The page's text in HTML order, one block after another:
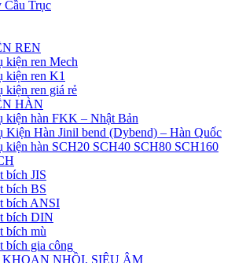
Cầu Trục
REN
kiện ren Mech
kiện ren K1
kiện ren giá rẻ
HÀN
kiện hàn FKK – Nhật Bản
Kiện Hàn Jinil bend (Dybend) – Hàn Quốc
kiện hàn SCH20 SCH40 SCH80 SCH160
bích JIS
bích BS
bích ANSI
bích DIN
bích mù
bích gia công
NHỒI, SIÊU ÂM